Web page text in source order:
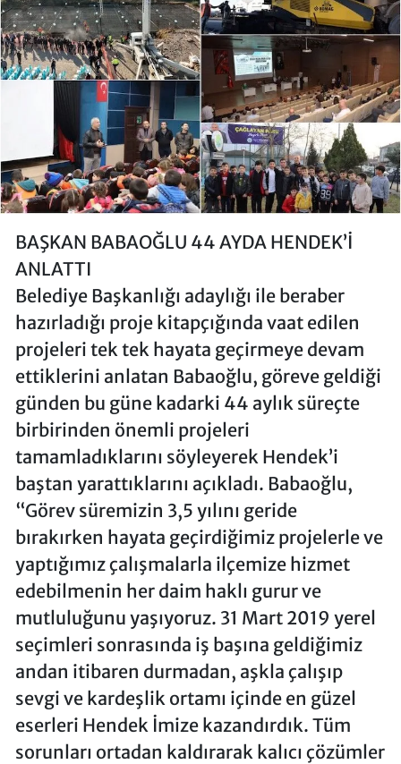
BAŞKAN BABAOĞLU 44 AYDA HENDEK’İ
ANLATTI
Belediye Başkanlığı adaylığı ile beraber
hazırladığı proje kitapçığında vaat edilen
projeleri tek tek hayata geçirmeye devam
ettiklerini anlatan Babaoğlu, göreve geldiği
günden bu güne kadarki 44 aylık süreçte
birbirinden önemli projeleri
tamamladıklarını söyleyerek Hendek’i
baştan yarattıklarını açıkladı. Babaoğlu,
“Görev süremizin 3,5 yılını geride
bırakırken hayata geçirdiğimiz projelerle ve
yaptığımız çalışmalarla ilçemize hizmet
edebilmenin her daim haklı gurur ve
mutluluğunu yaşıyoruz. 31 Mart 2019 yerel
seçimleri sonrasında iş başına geldiğimiz
andan itibaren durmadan, aşkla çalışıp
sevgi ve kardeşlik ortamı içinde en güzel
eserleri Hendek İmize kazandırdık. Tüm
sorunları ortadan kaldırarak kalıcı çözümler